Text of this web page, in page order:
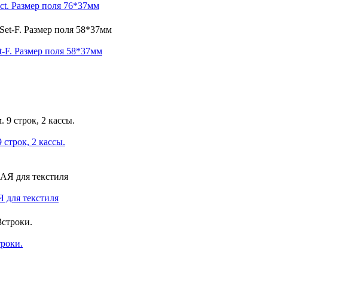
Размер поля 76*37мм
F. Размер поля 58*37мм
2 кассы.
текстиля